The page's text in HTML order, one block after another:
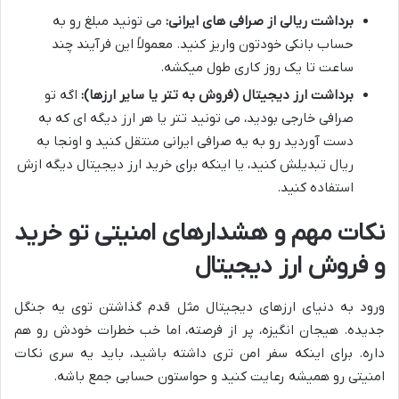
برداشت ریالی از صرافی های ایرانی: می تونید مبلغ رو به
حساب بانکی خودتون واریز کنید. معمولاً این فرآیند چند
ساعت تا یک روز کاری طول میکشه.
برداشت ارز دیجیتال (فروش به تتر یا سایر ارزها): اگه تو
صرافی خارجی بودید، می تونید تتر یا هر ارز دیگه ای که به
دست آوردید رو به یه صرافی ایرانی منتقل کنید و اونجا به
ریال تبدیلش کنید، یا اینکه برای خرید ارز دیجیتال دیگه ازش
استفاده کنید.
نکات مهم و هشدارهای امنیتی تو خرید
و فروش ارز دیجیتال
ورود به دنیای ارزهای دیجیتال مثل قدم گذاشتن توی یه جنگل
جدیده. هیجان انگیزه، پر از فرصته، اما خب خطرات خودش رو هم
داره. برای اینکه سفر امن تری داشته باشید، باید یه سری نکات
امنیتی رو همیشه رعایت کنید و حواستون حسابی جمع باشه.